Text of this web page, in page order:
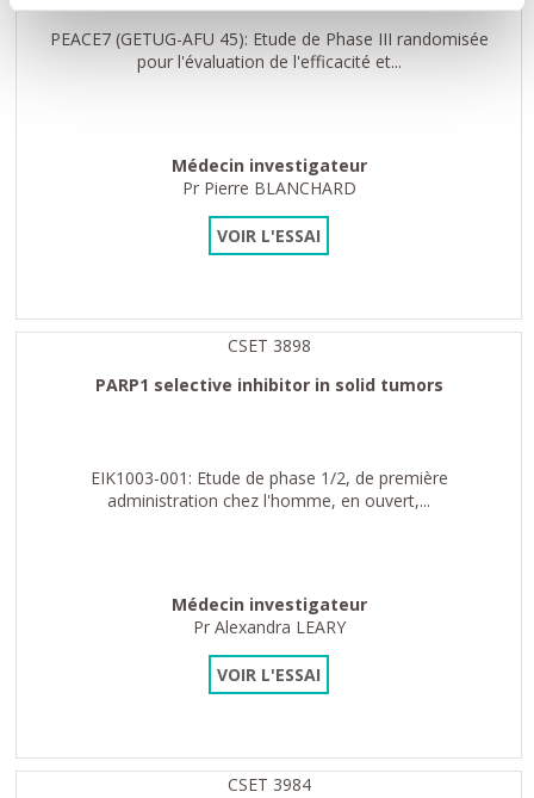
PEACE7 (GETUG-AFU 45): Etude de Phase III randomisée
pour l'évaluation de l'efficacité et...
Médecin investigateur
Pr Pierre BLANCHARD
VOIR L'ESSAI
CSET 3898
PARP1 selective inhibitor in solid tumors
EIK1003-001: Etude de phase 1/2, de première
administration chez l'homme, en ouvert,...
Médecin investigateur
Pr Alexandra LEARY
VOIR L'ESSAI
CSET 3984